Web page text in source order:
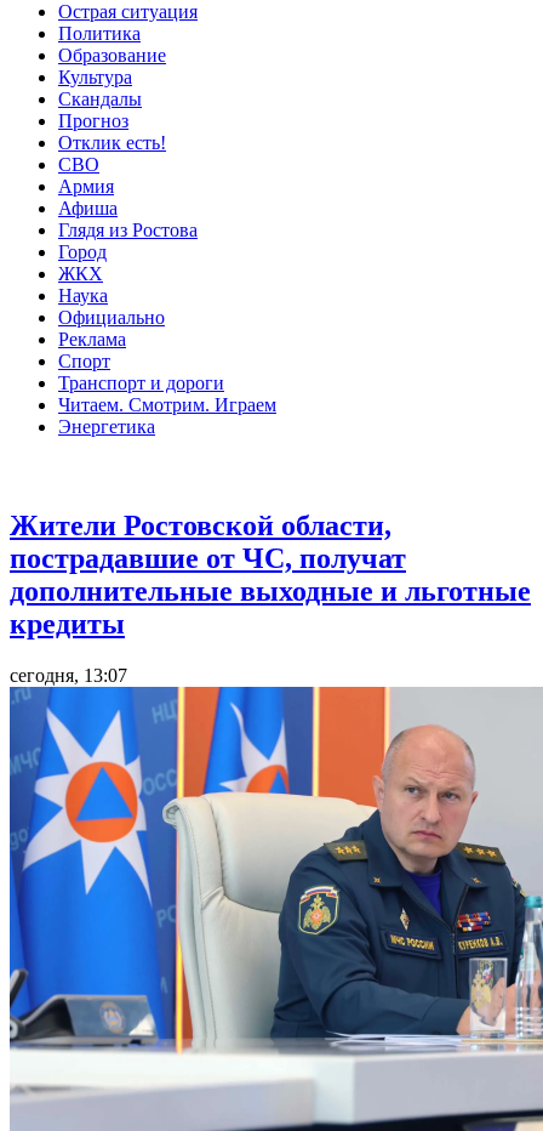
Острая ситуация
Политика
Образование
Культура
Скандалы
Прогноз
Отклик есть!
СВО
Армия
Афиша
Глядя из Ростова
Город
ЖКХ
Наука
Официально
Реклама
Спорт
Транспорт и дороги
Читаем. Смотрим. Играем
Энергетика
Жители Ростовской области,
пострадавшие от ЧС, получат
дополнительные выходные и льготные
кредиты
сегодня, 13:07